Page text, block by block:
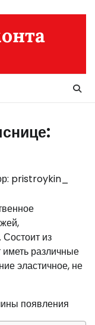
pristroykin_
из
различные
эластичное, не